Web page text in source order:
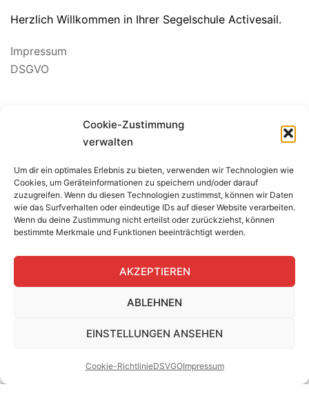
Cookie-Zustimmung
verwalten
Um dir ein optimales Erlebnis zu bieten, verwenden wir Technologien wie
Cookies, um Geräteinformationen zu speichern und/oder darauf
zuzugreifen. Wenn du diesen Technologien zustimmst, können wir Daten
wie das Surfverhalten oder eindeutige IDs auf dieser Website verarbeiten.
Wenn du deine Zustimmung nicht erteilst oder zurückziehst, können
bestimmte Merkmale und Funktionen beeinträchtigt werden.
AKZEPTIEREN
ABLEHNEN
EINSTELLUNGEN ANSEHEN
Cookie-RichtlinieDSVGOImpressum
Herzlich Willkommen in Ihrer Segelschule Activesail.
Impressum
DSGVO
BEWERTUNG SEGELSCHULE